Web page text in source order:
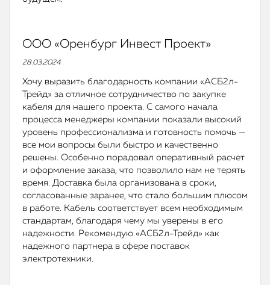
ООО «Оренбург Инвест Проект»
28.03.2024
Хочу выразить благодарность компании «АСБ2л-
Трейд» за отличное сотрудничество по закупке
кабеля для нашего проекта. С самого начала
процесса менеджеры компании показали высокий
уровень профессионализма и готовность помочь —
все мои вопросы были быстро и качественно
решены. Особенно порадовал оперативный расчет
и оформление заказа, что позволило нам не терять
время. Доставка была организована в сроки,
согласованные заранее, что стало большим плюсом
в работе. Кабель соответствует всем необходимым
стандартам, благодаря чему мы уверены в его
надежности. Рекомендую «АСБ2л-Трейд» как
надежного партнера в сфере поставок
электротехники.